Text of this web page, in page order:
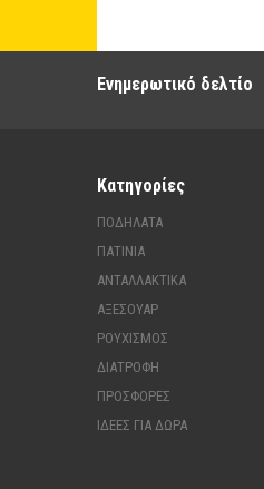
Ενημερωτικό δελτίο
Κατηγορίες
ΠΟΔΗΛΑΤΑ
ΠΑΤΙΝΙΑ
ΑΝΤΑΛΛΑΚΤΙΚΑ
ΑΞΕΣΟΥΑΡ
ΡΟΥΧΙΣΜΟΣ
ΔΙΑΤΡΟΦΗ
ΠΡΟΣΦΟΡΕΣ
ΙΔΕΕΣ ΓΙΑ ΔΩΡΑ